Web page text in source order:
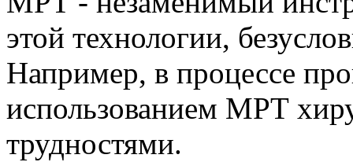
этой технологии,
Например, в процессе
использованием МРТ
трудностями.